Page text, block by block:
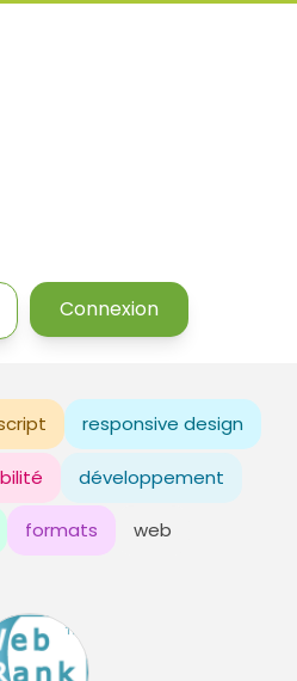
Connexion
responsive design
développement
formats web